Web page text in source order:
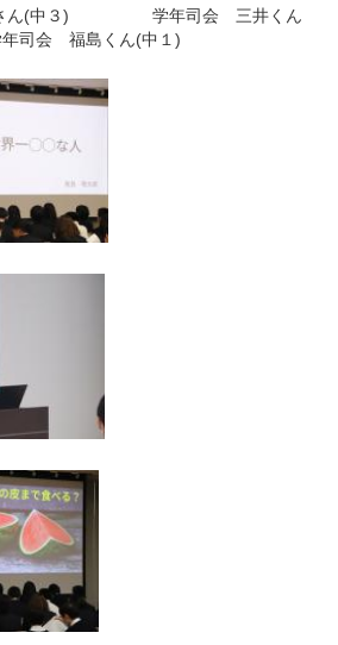
ん(中３) 学年司会 三井くん
福島くん(中１)